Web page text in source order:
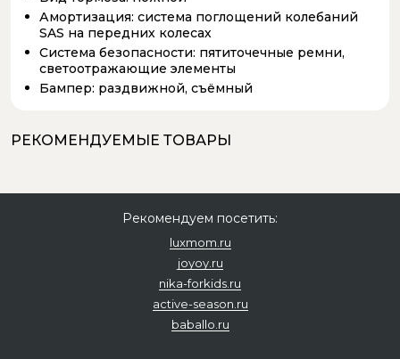
Амортизация: система поглощений колебаний
SAS на передних колесах
Система безопасности: пятиточечные ремни,
светоотражающие элементы
Бампер: раздвижной, съёмный
РЕКОМЕНДУЕМЫЕ ТОВАРЫ
Рекомендуем посетить:
luxmom.ru
joyoy.ru
nika-forkids.ru
active-season.ru
baballo.ru